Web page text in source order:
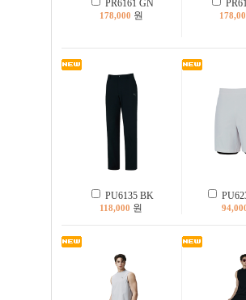
PR6161 GN
178,000 원
PU6135 BK
118,000 원